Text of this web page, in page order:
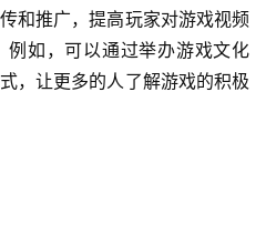
和推广，提高玩家对游戏视频
例如，可以通过举办游戏文化
，让更多的人了解游戏的积极